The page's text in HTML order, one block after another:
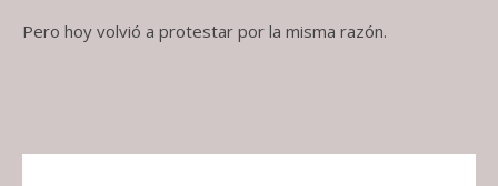
Pero hoy volvió a protestar por la misma razón.